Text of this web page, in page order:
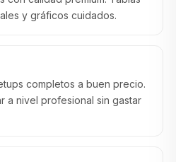
y gráficos cuidados.
completos a buen precio.
a nivel profesional sin gastar